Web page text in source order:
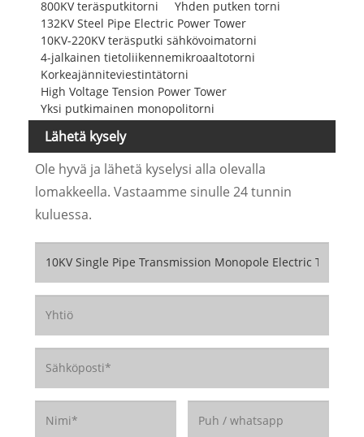
800KV teräsputkitorni
Yhden putken torni
132KV Steel Pipe Electric Power Tower
10KV-220KV teräsputki sähkövoimatorni
4-jalkainen tietoliikennemikroaaltotorni
Korkeajänniteviestintätorni
High Voltage Tension Power Tower
Yksi putkimainen monopolitorni
Lähetä kysely
Ole hyvä ja lähetä kyselysi alla olevalla
lomakkeella. Vastaamme sinulle 24 tunnin
kuluessa.